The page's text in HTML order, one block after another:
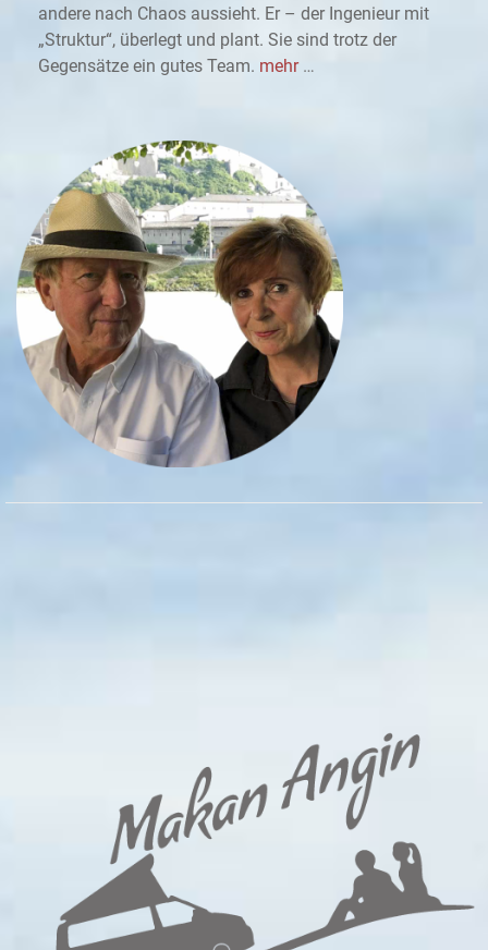
andere nach Chaos aussieht. Er – der Ingenieur mit
„Struktur“, überlegt und plant. Sie sind trotz der
Gegensätze ein gutes Team. mehr …